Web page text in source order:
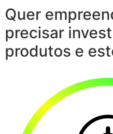
Quer
precisar
produtos e